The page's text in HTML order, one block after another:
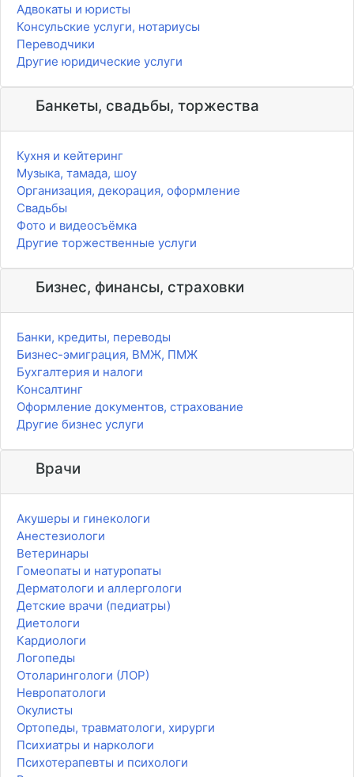
Адвокаты и юристы
Консульские услуги, нотариусы
Переводчики
Другие юридические услуги
Банкеты, свадьбы, торжества
Кухня и кейтеринг
Музыка, тамада, шоу
Организация, декорация, оформление
Свадьбы
Фото и видеосъёмка
Другие торжественные услуги
Бизнес, финансы, страховки
Банки, кредиты, переводы
Бизнес-эмиграция, ВМЖ, ПМЖ
Бухгалтерия и налоги
Консалтинг
Оформление документов, страхование
Другие бизнес услуги
Врачи
Акушеры и гинекологи
Анестезиологи
Ветеринары
Гомеопаты и натуропаты
Дерматологи и аллергологи
Детские врачи (педиатры)
Диетологи
Кардиологи
Логопеды
Отоларингологи (ЛОР)
Невропатологи
Окулисты
Ортопеды, травматологи, хирурги
Психиатры и наркологи
Психотерапевты и психологи